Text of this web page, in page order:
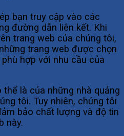
bạn truy cập vào các
đường dẫn liên kết. Khi
trang web của chúng tôi,
trang web được chọn
hợp với nhu cầu của
là của những nhà quảng
tôi. Tuy nhiên, chúng tôi
bảo chất lượng và độ tin
này.